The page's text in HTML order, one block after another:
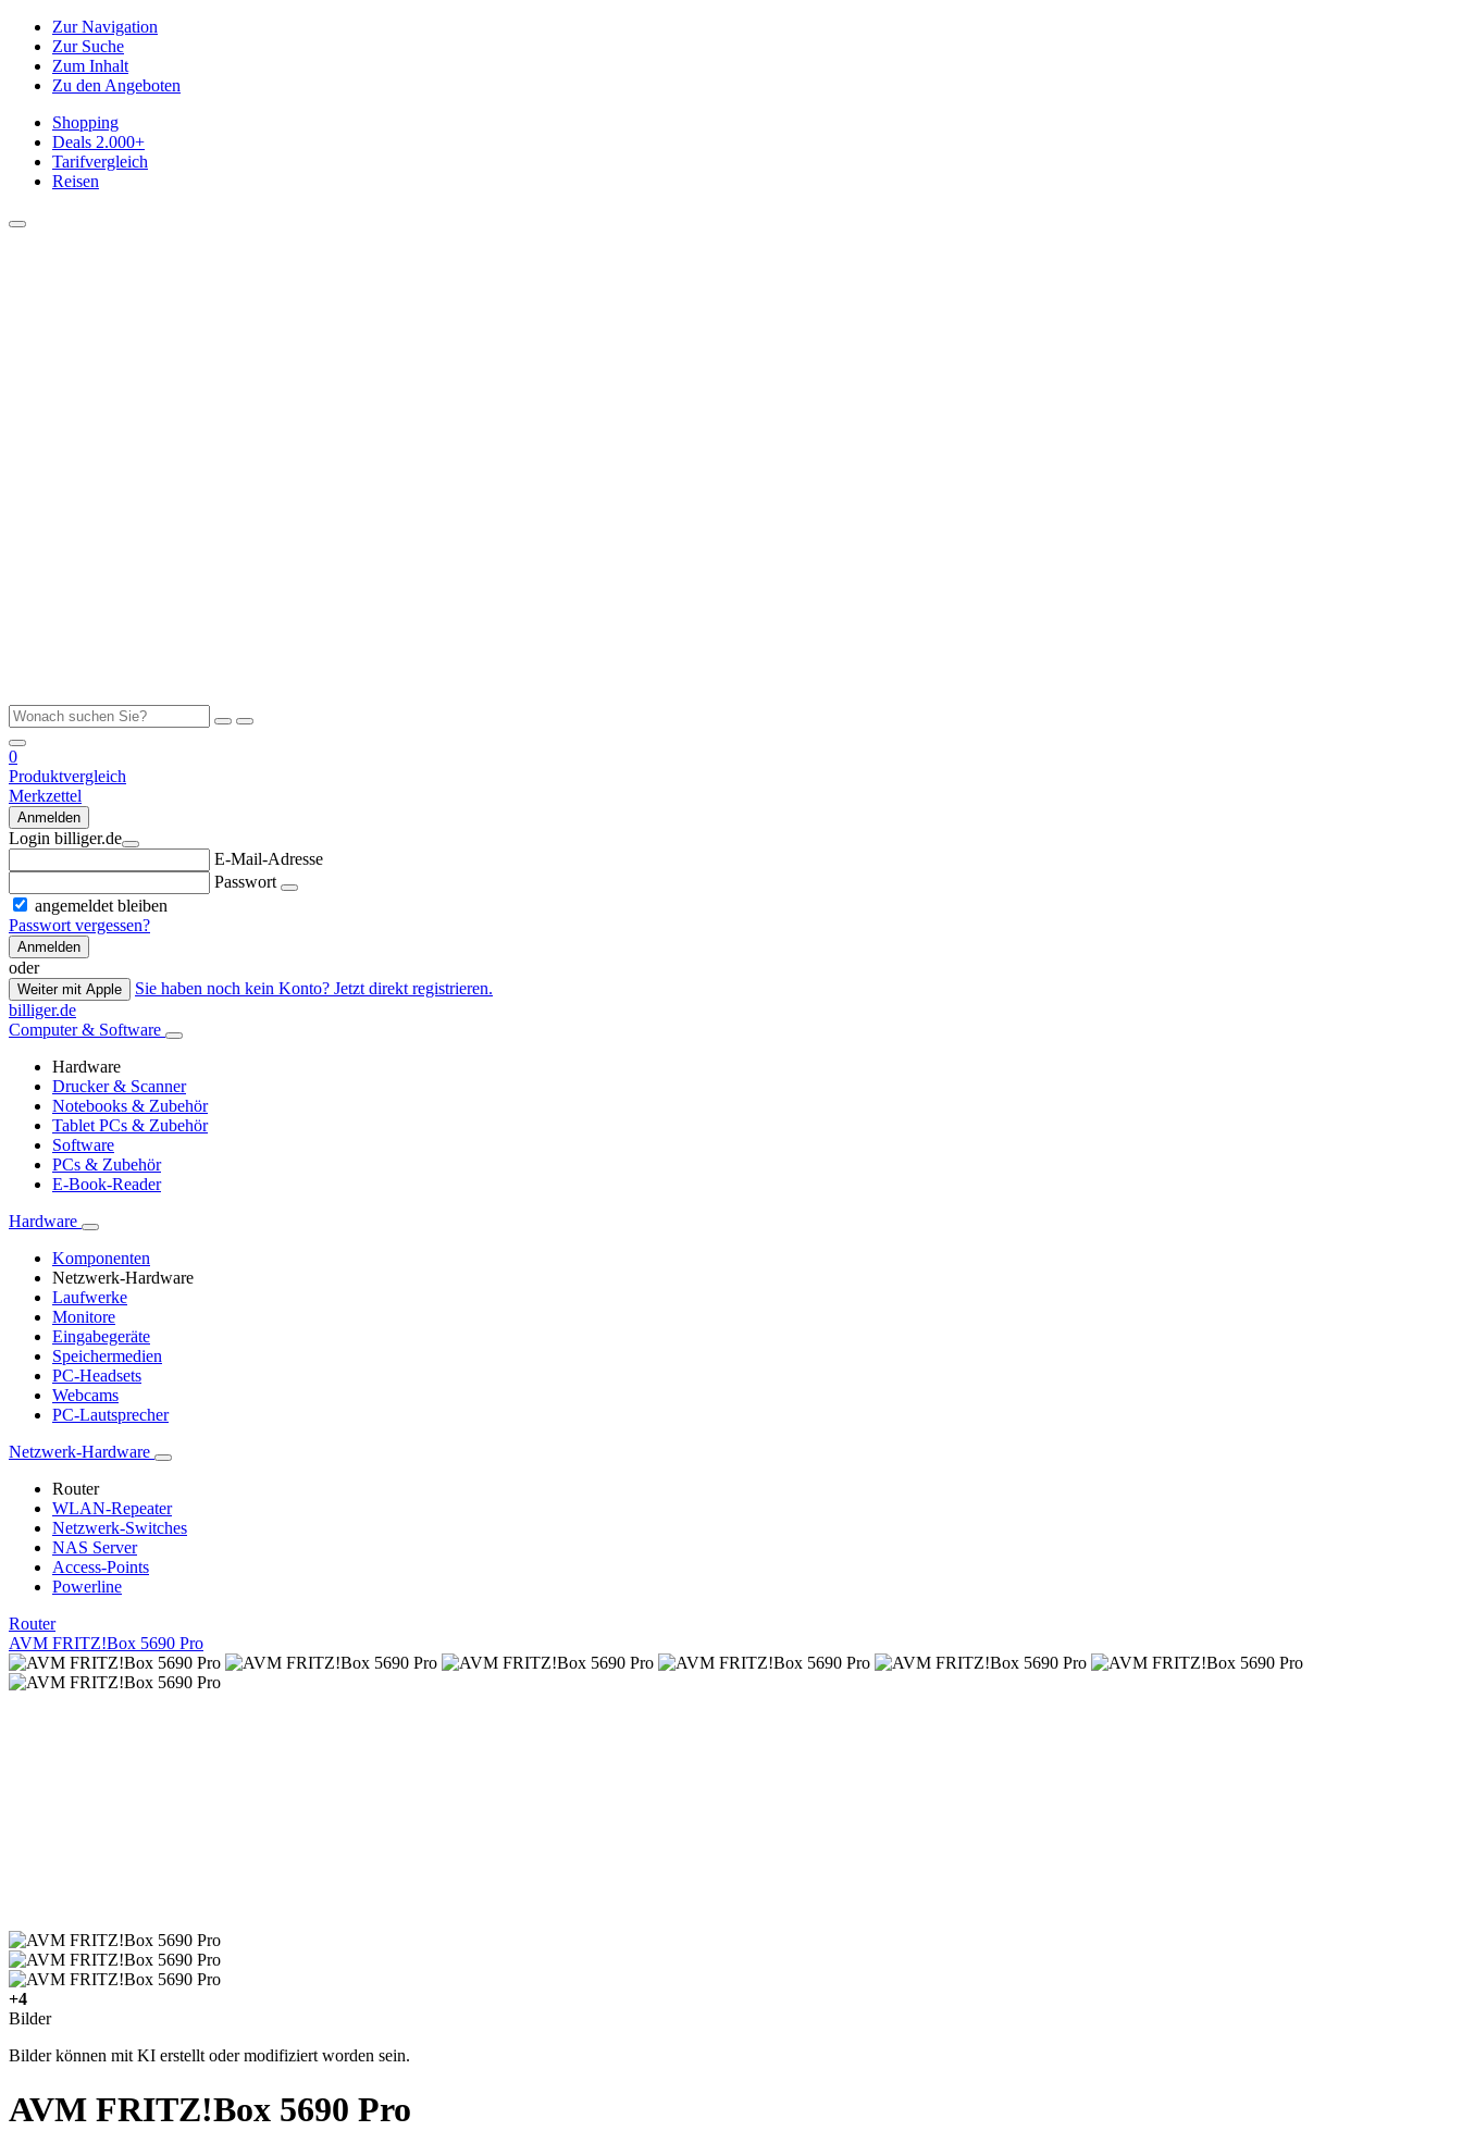
Zur Navigation
Zur Suche
Zum Inhalt
Zu den Angeboten
Shopping
Deals 2.000+
Tarifvergleich
Reisen
0
Produktvergleich
Merkzettel
Anmelden
Login billiger.de
E-Mail-Adresse
Passwort
angemeldet bleiben
Passwort vergessen?
Anmelden
oder
Weiter mit Apple
Sie haben noch kein Konto? Jetzt direkt registrieren.
billiger.de
Computer & Software
Hardware
Drucker & Scanner
Notebooks & Zubehör
Tablet PCs & Zubehör
Software
PCs & Zubehör
E-Book-Reader
Hardware
Komponenten
Netzwerk-Hardware
Laufwerke
Monitore
Eingabegeräte
Speichermedien
PC-Headsets
Webcams
PC-Lautsprecher
Netzwerk-Hardware
Router
WLAN-Repeater
Netzwerk-Switches
NAS Server
Access-Points
Powerline
Router
AVM FRITZ!Box 5690 Pro
+4
Bilder
Bilder können mit KI erstellt oder modifiziert worden sein.
AVM FRITZ!Box 5690 Pro